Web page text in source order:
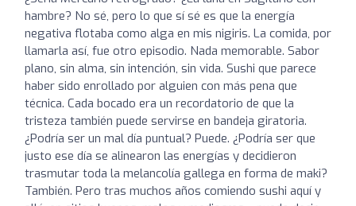
hambre? No sé, pero lo que sí sé es que la energía
negativa flotaba como alga en mis nigiris. La comida, por
llamarla así, fue otro episodio. Nada memorable. Sabor
plano, sin alma, sin intención, sin vida. Sushi que parece
haber sido enrollado por alguien con más pena que
técnica. Cada bocado era un recordatorio de que la
tristeza también puede servirse en bandeja giratoria.
¿Podría ser un mal día puntual? Puede. ¿Podría ser que
justo ese día se alinearon las energías y decidieron
trasmutar toda la melancolía gallega en forma de maki?
También. Pero tras muchos años comiendo sushi aquí y